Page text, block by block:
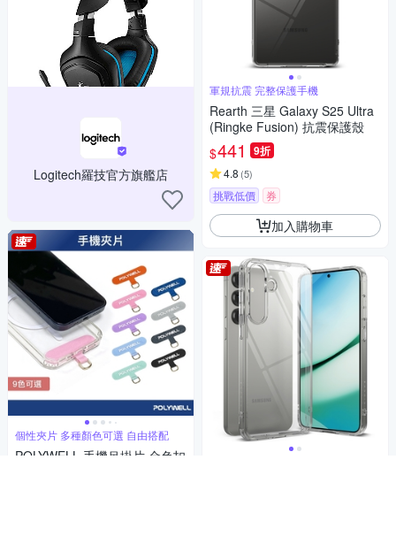
Logitech羅技官方旗艦店
個性夾片 多種顏色可選 自由搭配
POLYWELL 手機吊掛片 金色扣
軍規抗震 完整保護手機
Rearth 三星 Galaxy S25 Ultra
(Ringke Fusion) 抗震保護殼
$441 9折
4.8 (5)
挑戰低價 券
加入購物車